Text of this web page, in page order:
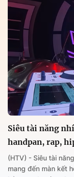
Siêu tài năng
handpan, rap,
(HTV) - Siêu tài
mang đến màn kết